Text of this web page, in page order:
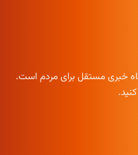
خبری مستقل برای مردم است.